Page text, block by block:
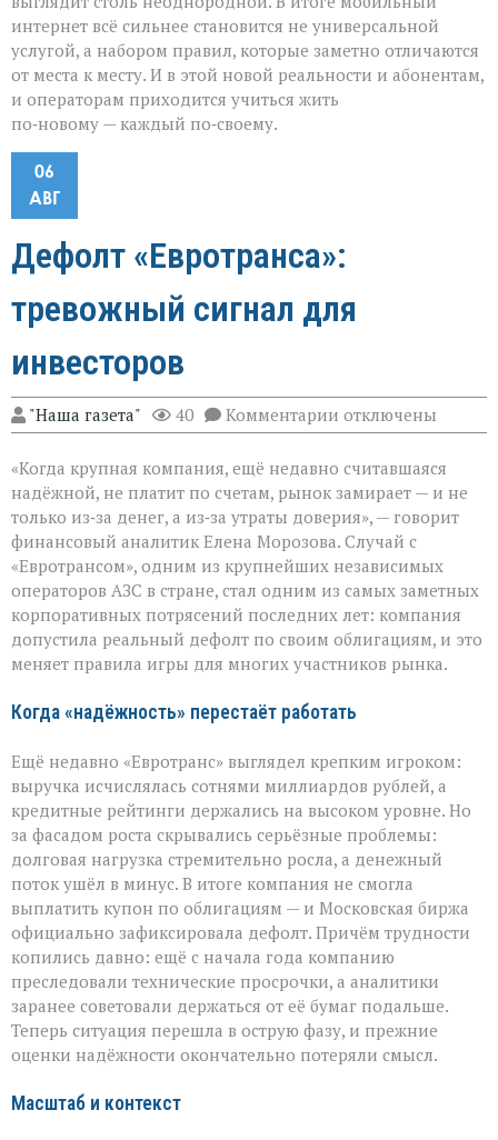
интернет всё сильнее становится не универсальной
услугой, а набором правил, которые заметно отличаются
от места к месту. И в этой новой реальности и абонентам,
и операторам приходится учиться жить
по‑новому — каждый по‑своему.
06
АВГ
Дефолт «Евротранса»:
тревожный сигнал для
инвесторов
"Наша газета" 40 Комментарии к
записи
«Евротранса»:
тревожный
сигнал
для
инвесторов
отключены
«Когда крупная компания, ещё недавно считавшаяся
надёжной, не платит по счетам, рынок замирает — и не
только из‑за денег, а из‑за утраты доверия», — говорит
финансовый аналитик Елена Морозова. Случай с
«Евротрансом», одним из крупнейших независимых
операторов АЗС в стране, стал одним из самых заметных
корпоративных потрясений последних лет: компания
допустила реальный дефолт по своим облигациям, и это
меняет правила игры для многих участников рынка.
Когда «надёжность» перестаёт работать
Ещё недавно «Евротранс» выглядел крепким игроком:
выручка исчислялась сотнями миллиардов рублей, а
кредитные рейтинги держались на высоком уровне. Но
за фасадом роста скрывались серьёзные проблемы:
долговая нагрузка стремительно росла, а денежный
поток ушёл в минус. В итоге компания не смогла
выплатить купон по облигациям — и Московская биржа
официально зафиксировала дефолт. Причём трудности
копились давно: ещё с начала года компанию
преследовали технические просрочки, а аналитики
заранее советовали держаться от её бумаг подальше.
Теперь ситуация перешла в острую фазу, и прежние
оценки надёжности окончательно потеряли смысл.
Масштаб и контекст